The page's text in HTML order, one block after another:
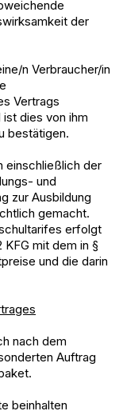
der
n Verbraucher/in
Vertrags
ist dies von ihm
bestätigen.
einschließlich der
und
zur Ausbildung
gemacht.
erfolgt
KFG mit dem in §
und die darin
nach dem
Auftrag
beinhalten